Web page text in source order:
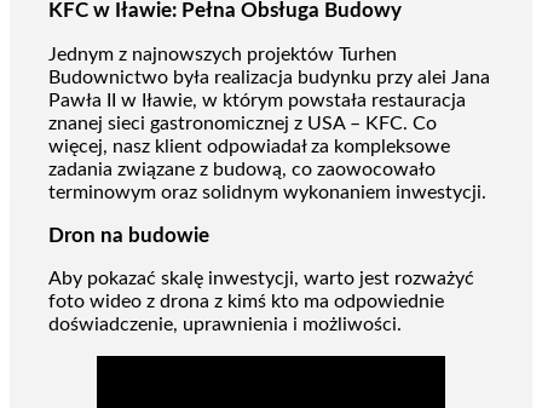
KFC w Iławie: Pełna Obsługa Budowy
Jednym z najnowszych projektów Turhen
Budownictwo była realizacja budynku przy alei Jana
Pawła II w Iławie, w którym powstała restauracja
znanej sieci gastronomicznej z USA – KFC. Co
więcej, nasz klient odpowiadał za kompleksowe
zadania związane z budową, co zaowocowało
terminowym oraz solidnym wykonaniem inwestycji.
Dron na budowie
Aby pokazać skalę inwestycji, warto jest rozważyć
foto wideo z drona z kimś kto ma odpowiednie
doświadczenie, uprawnienia i możliwości.